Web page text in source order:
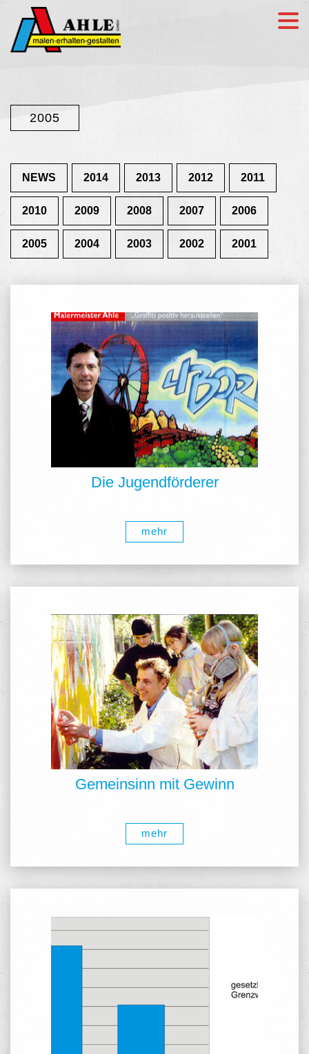
2005
NEWS 2014 2013 2012 2011
2010 2009 2008 2007 2006
2005 2004 2003 2002 2001
Die Jugendförderer
mehr
Gemeinsinn mit Gewinn
mehr